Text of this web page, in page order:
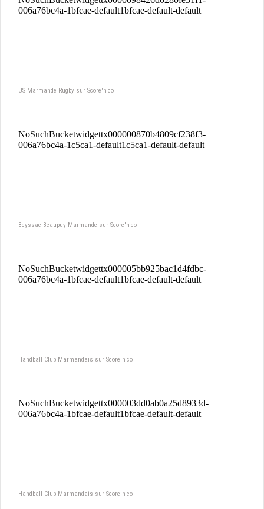
US Marmande Rugby sur Score'n'co
Beyssac Beaupuy Marmande sur Score'n'co
Handball Club Marmandais sur Score'n'co
Handball Club Marmandais sur Score'n'co